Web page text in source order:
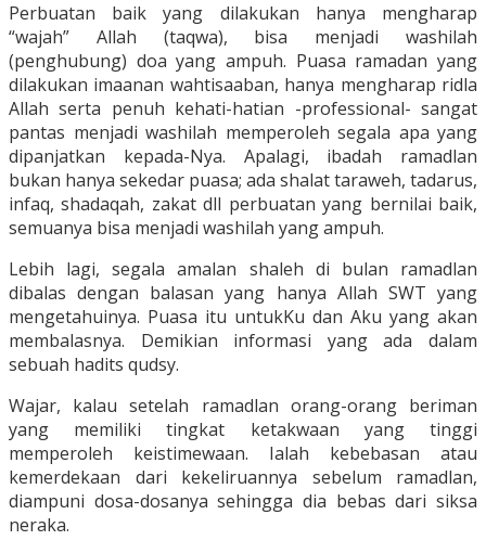
Perbuatan baik yang dilakukan hanya mengharap
“wajah” Allah (taqwa), bisa menjadi washilah
(penghubung) doa yang ampuh. Puasa ramadan yang
dilakukan imaanan wahtisaaban, hanya mengharap ridla
Allah serta penuh kehati-hatian -professional- sangat
pantas menjadi washilah memperoleh segala apa yang
dipanjatkan kepada-Nya. Apalagi, ibadah ramadlan
bukan hanya sekedar puasa; ada shalat taraweh, tadarus,
infaq, shadaqah, zakat dll perbuatan yang bernilai baik,
semuanya bisa menjadi washilah yang ampuh.
Lebih lagi, segala amalan shaleh di bulan ramadlan
dibalas dengan balasan yang hanya Allah SWT yang
mengetahuinya. Puasa itu untukKu dan Aku yang akan
membalasnya. Demikian informasi yang ada dalam
sebuah hadits qudsy.
Wajar, kalau setelah ramadlan orang-orang beriman
yang memiliki tingkat ketakwaan yang tinggi
memperoleh keistimewaan. Ialah kebebasan atau
kemerdekaan dari kekeliruannya sebelum ramadlan,
diampuni dosa-dosanya sehingga dia bebas dari siksa
neraka.